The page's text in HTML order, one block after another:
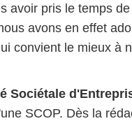
pris le temps
avons en effet
convient le mieux à
Sociétale
SCOP. Dès la